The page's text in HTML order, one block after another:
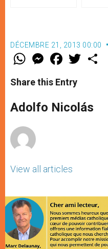
DÉCEMBRE 21, 2013 00:00
W
t
s
p
p
M
e
s
e
g
e
F
a
e
b
o
k
w
r
Share this Entry
Adolfo Nicolás
View all articles